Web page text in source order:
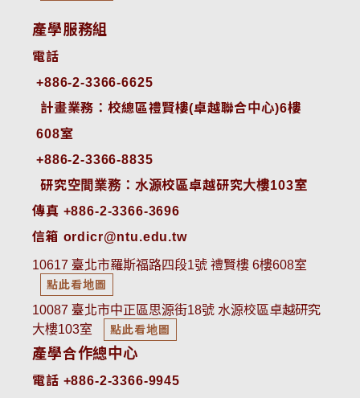
產學服務組
電話
+886-2-3366-6625
計畫業務：校總區禮賢樓(卓越聯合中心)6樓
608室
+886-2-3366-8835
研究空間業務：水源校區卓越研究大樓103室
傳真 +886-2-3366-3696
信箱 ordicr@ntu.edu.tw
10617 臺北市羅斯福路四段1號 禮賢樓 6樓608室
點此看地圖
10087 臺北市中正區思源街18號 水源校區卓越研究
大樓103室
點此看地圖
產學合作總中心
電話 +886-2-3366-9945